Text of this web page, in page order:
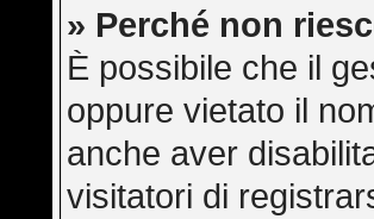
» Perché non
È possibile che il
oppure vietato il
anche aver
visitatori di